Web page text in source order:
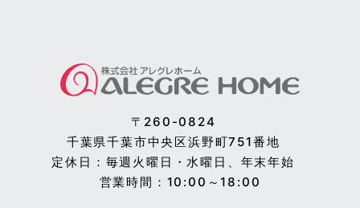
〒260-0824
千葉県千葉市中央区浜野町751番地
定休日：毎週火曜日・水曜日、年末年始
営業時間：10:00～18:00